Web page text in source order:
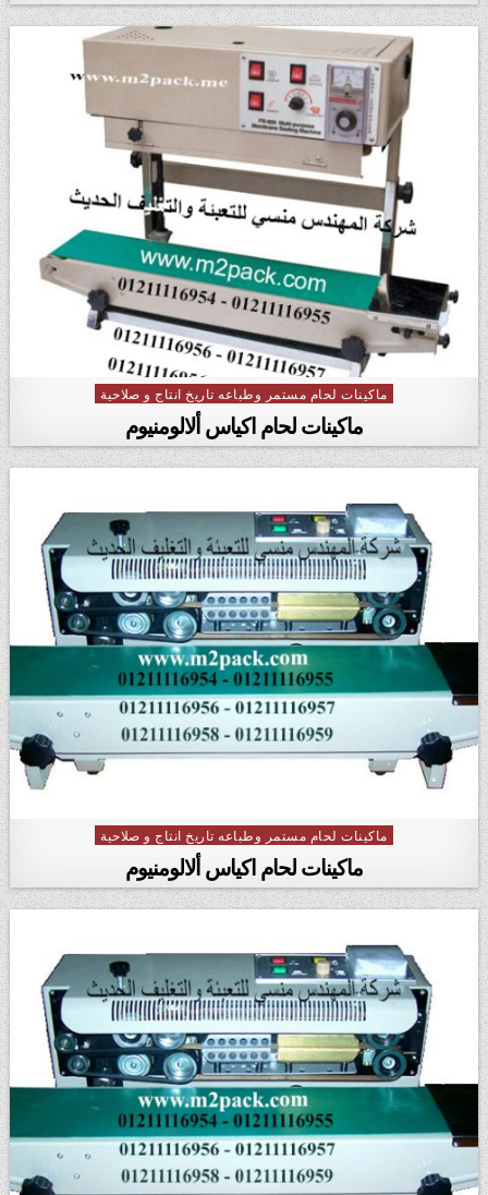
Posted in
ماكينات لحام مستمر وطباعه تاريخ انتاج و صلاحية
ماكينات لحام اكياس ألالومنيوم
Posted in
ماكينات لحام مستمر وطباعه تاريخ انتاج و صلاحية
ماكينات لحام اكياس ألالومنيوم